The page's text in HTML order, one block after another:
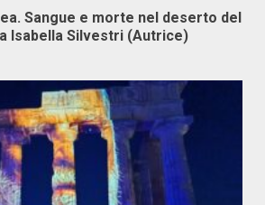
Sangue e morte nel deserto del
Isabella Silvestri (Autrice)